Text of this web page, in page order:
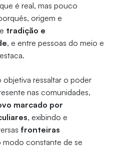
é real, mas pouco
origem e
tradição e
, e entre pessoas do meio e
ressaltar o poder
nas comunidades,
marcado por
, exibindo e
fronteiras
modo constante de se